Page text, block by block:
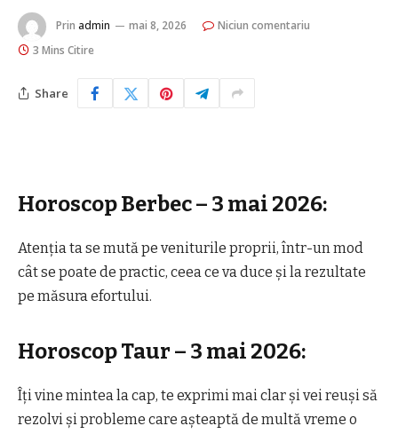
Prin admin mai 8, 2026
Niciun comentariu
3 Mins Citire
Share
Horoscop Berbec – 3 mai 2026:
Atenția ta se mută pe veniturile proprii, într-un mod
cât se poate de practic, ceea ce va duce și la rezultate
pe măsura efortului.
Horoscop Taur – 3 mai 2026:
Îți vine mintea la cap, te exprimi mai clar și vei reuși să
rezolvi și probleme care așteaptă de multă vreme o